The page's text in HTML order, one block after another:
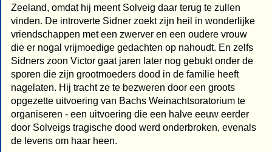
Zeeland, omdat hij meent Solveig daar terug te zullen
vinden. De introverte Sidner zoekt zijn heil in wonderlijke
vriendschappen met een zwerver en een oudere vrouw
die er nogal vrijmoedige gedachten op nahoudt. En zelfs
Sidners zoon Victor gaat jaren later nog gebukt onder de
sporen die zijn grootmoeders dood in de familie heeft
nagelaten. Hij tracht ze te bezweren door een groots
opgezette uitvoering van Bachs Weinachtsoratorium te
organiseren - een uitvoering die een halve eeuw eerder
door Solveigs tragische dood werd onderbroken, evenals
de levens om haar heen.